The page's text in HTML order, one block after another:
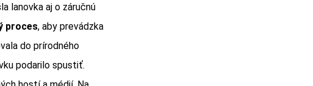
lanovka aj o záručnú
proces, aby prevádzka
do prírodného
podarilo spustiť.